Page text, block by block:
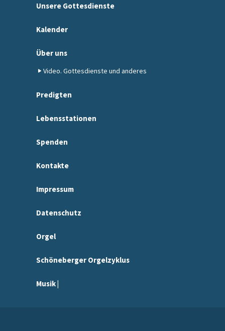
Unsere Gottesdienste
Kalender
Über uns
Video. Gottesdienste und anderes
Predigten
Lebensstationen
Spenden
Kontakte
Impressum
Datenschutz
Orgel
Schöneberger Orgelzyklus
Musik |